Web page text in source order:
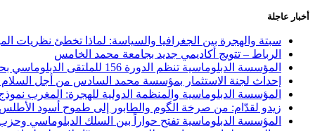
أخبار عاجلة
سبتة والهجرة بين الجغرافيا والسياسة: لماذا تخطئ نظريات
الرباط – تتويج أكاديمي جديد بجامعة محمد الخامس
المؤسسة الدبلوماسية تنظم الدورة 156 للملتقى الدبلوماسي بحضور 40 دولة وحزب الاستقلال ضيف الشرف
إحداث لجنة الاستثمار بمؤسسة محمد السادس من أجل السلام
المؤسسة الدبلوماسية والمنظمة الدولية للهجرة: المغرب
زيدو لقدّام: من صرخة الگوم والطابور إلى طموح أسود
المؤسسة الدبلوماسية تفتح حواراً بين السلك الدبلوماسي وحزب